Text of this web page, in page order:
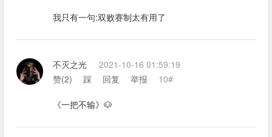
我只有一句:双败赛制太有用了
不灭之光
2021-10-16 01:59:19
赞(2) 踩 回复 举报 10#
《一把不输》🐶